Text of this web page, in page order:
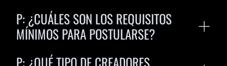
manualmente y seleccionadas tras un proceso
de evaluación. Algunos factores considerados
incluyen afinidad con la marca, audiencia,
comunidad. Te mantendremos informado una
P: ¿CUÁLES SON LOS REQUISITOS
MÍNIMOS PARA POSTULARSE?
solicitudes se evalúan caso por caso. Sin
P: ¿QUÉ TIPO DE CREADORES